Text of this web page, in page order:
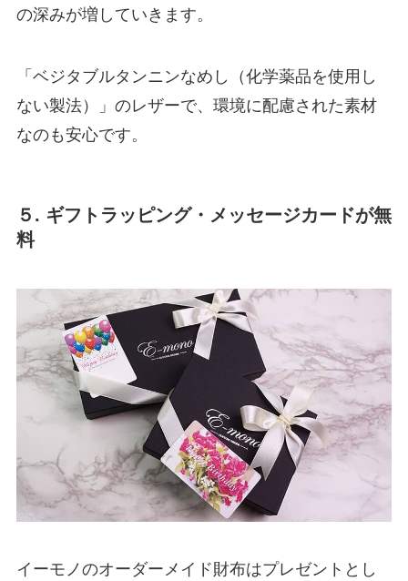
の深みが増していきます。
「ベジタブルタンニンなめし（化学薬品を使用し
ない製法）」のレザーで、環境に配慮された素材
なのも安心です。
５. ギフトラッピング・メッセージカードが無
料
イーモノのオーダーメイド財布はプレゼントとし